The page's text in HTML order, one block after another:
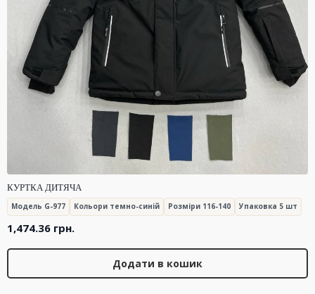
КУРТКА ДИТЯЧА
Модель G-977 Кольори темно-синій Розміри 116-140 Упаковка 5 шт
1,474.36 грн.
Додати в кошик